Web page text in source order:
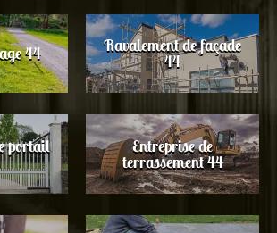
44 Ravalement de façade
44
portail Entreprise de
terrassement 44